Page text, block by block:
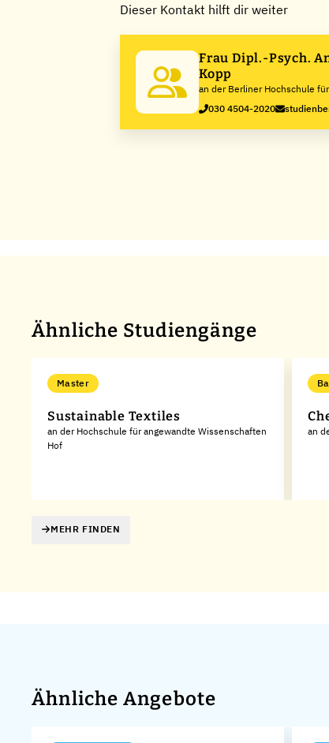
Dieser Kontakt hilft dir weiter
Frau Dipl.-Psych.
Kopp
an der Berliner Hochschule
030 4504-2020
Ähnliche Studiengänge
Master
Sustainable Textiles
an der Hochschule für angewandte Wissenschaften
Hof
an
MEHR FINDEN
Ähnliche Angebote